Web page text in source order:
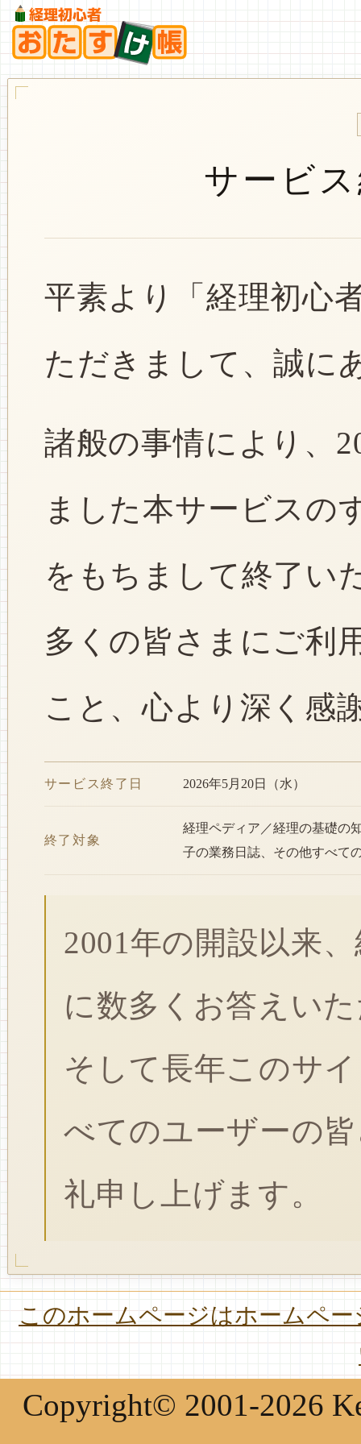
サービ
平素より「経理初心
ただきまして、誠に
諸般の事情により、
ました本サービスの
をもちまして終了い
多くの皆さまにご利
こと、心より深く感
サービス終了日 2026年5月20日（水）
終了対象
経理ペディア／経理の基礎の
子の業務日誌、その他すべて
2001年の開設以来
に数多くお答えい
そして長年このサ
べてのユーザーの
礼申し上げます。
このホームページはホームペ
Copyright© 2001-2026